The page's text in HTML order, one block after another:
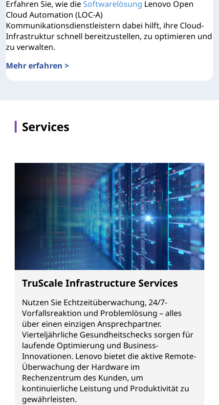
Erfahren Sie, wie dieSoftwarelösung Lenovo Open
Cloud Automation (LOC-A)
Kommunikationsdienstleistern dabei hilft, ihre Cloud-
Infrastruktur schnell bereitzustellen, zu optimieren und
zu verwalten.
Mehr erfahren >
Services
TruScale Infrastructure Services
Nutzen Sie Echtzeitüberwachung, 24/7-
Vorfallsreaktion und Problemlösung – alles
über einen einzigen Ansprechpartner.
Vierteljährliche Gesundheitschecks sorgen für
laufende Optimierung und Business-
Innovationen. Lenovo bietet die aktive Remote-
Überwachung der Hardware im
Rechenzentrum des Kunden, um
kontinuierliche Leistung und Produktivität zu
gewährleisten.